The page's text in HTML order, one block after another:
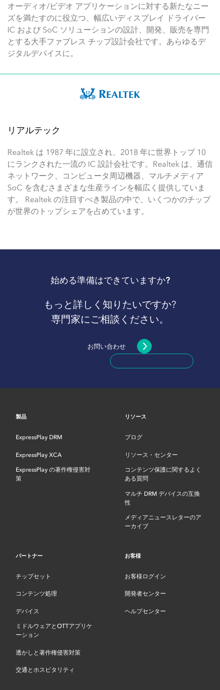
オーディオ/ビデオ アプリケーションに対する新たなニー
ズを満たすのに役立つ、幅広いディスプレイ ドライバー
IC および SoC ソリューションの設計、開発、販売を専門
とする大手ファブレス チップ設計会社です。あらゆるデ
ジタルデバイスに。
リアルテック
Realtek は 1987 年に設立され、2018 年に世界トップ 10
にランクされた一流の IC 設計会社です。Realtek は、通信
ネットワーク、コンピュータ周辺機器、マルチメディア
SoC を含むさまざまな生産ラインを幅広く提供していま
す。 Realtek の注目すべき製品の中で、いくつかのチップ
が世界のトップシェアを占めています。
始める準備はできていますか?
もっと詳しく知りたいですか?
専門家にご相談ください。
お問い合わせ
製品
ExpressPlay DRM
ExpressPlay XCA
ExpressPlay の著作権侵害対
策
リソース
ブログ
リソース・センター
コンテンツ保護に関するよく
ある質問
マルチ DRM デバイスの互換
性
メディアニュースレターのア
ーカイブ
パートナー
チップセット
コンテンツ処理
デバイス
ミドルウェアとOTTアプリケ
ーション
透かしと著作権侵害対策
交通とホスピタリティ
お客様
お客様ログイン
開発者センター
ヘルプセンター